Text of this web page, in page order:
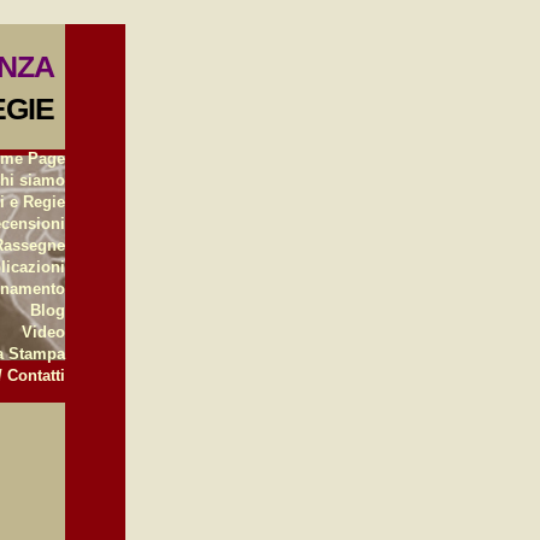
Page
siamo
e Regie
Blog
Video
Stampa
Contatti